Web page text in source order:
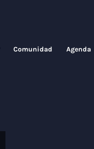
Comunidad Agenda